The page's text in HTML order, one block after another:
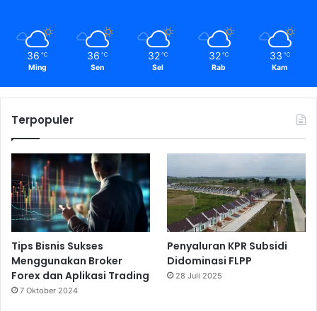
36 ℃
Ming
36 ℃
Sen
32 ℃
Sel
32 ℃
Rab
33 ℃
Kam
Terpopuler
Tips Bisnis Sukses
Menggunakan Broker
Forex dan Aplikasi Trading
7 Oktober 2024
Penyaluran KPR Subsidi
Didominasi FLPP
28 Juli 2025